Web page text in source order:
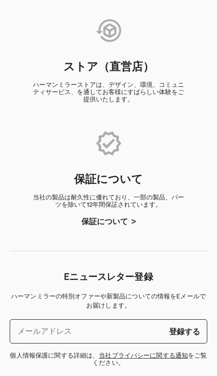
ストア（直営店）
ハーマンミラーストアは、デザイン、環境、コミュニ
ティサービス、を通してお客様にすばらしい体験をご
提供いたします。
保証について
当社の製品は耐久性に優れており、一部の製品、パー
ツを除いて12年間保証されています。
保証について
Eニュースレター登録
ハーマンミラーの特別オファーや新製品についての情報をEメールで
お届けします。
登録する
個人情報保護に関する詳細は、 当社プライバシーに関する通知をご覧
ください。